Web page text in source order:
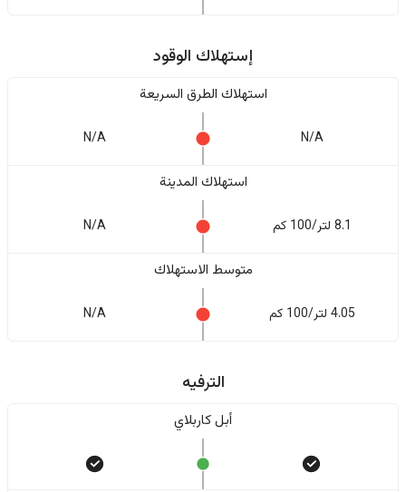
إستهلاك الوقود
استهلاك الطرق السريعة
N/A
N/A
استهلاك المدينة
8.1 لتر/100 كم N/A
متوسط الاستهلاك
4.05 لتر/100 كم N/A
الترفيه
أبل كاربلاي